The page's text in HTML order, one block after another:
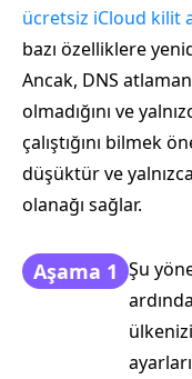
ücretsiz iCloud kilit
bazı özelliklere
Ancak, DNS
olmadığını ve
çalıştığını bilmek
düşüktür ve
olanağı sağlar.
Aşama 1 Şu